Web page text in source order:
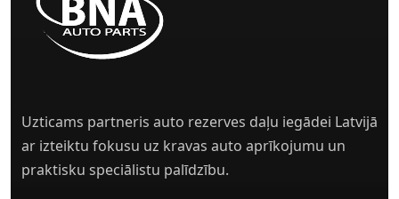
Uzticams partneris auto rezerves daļu iegādei Latvijā
ar izteiktu fokusu uz kravas auto aprīkojumu un
praktisku speciālistu palīdzību.